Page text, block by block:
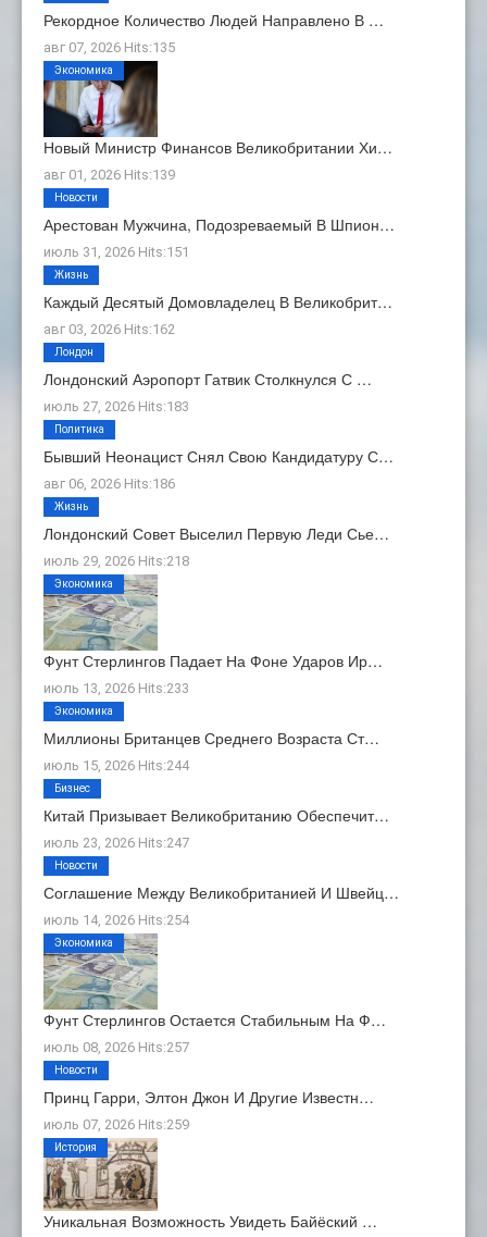
Рекордное Количество Людей Направлено В …
авг 07, 2026 Hits:135
Новый Министр Финансов Великобритании Хи…
авг 01, 2026 Hits:139
Экономика
Арестован Мужчина, Подозреваемый В Шпион…
июль 31, 2026 Hits:151
Новости
Каждый Десятый Домовладелец В Великобрит…
авг 03, 2026 Hits:162
Жизнь
Лондонский Аэропорт Гатвик Столкнулся С …
июль 27, 2026 Hits:183
Лондон
Бывший Неонацист Снял Свою Кандидатуру С…
авг 06, 2026 Hits:186
Политика
Лондонский Совет Выселил Первую Леди Сье…
июль 29, 2026 Hits:218
Жизнь
Фунт Стерлингов Падает На Фоне Ударов Ир…
июль 13, 2026 Hits:233
Экономика
Миллионы Британцев Среднего Возраста Ст…
июль 15, 2026 Hits:244
Экономика
Китай Призывает Великобританию Обеспечит…
июль 23, 2026 Hits:247
Бизнес
Соглашение Между Великобританией И Швейц…
июль 14, 2026 Hits:254
Новости
Фунт Стерлингов Остается Стабильным На Ф…
июль 08, 2026 Hits:257
Экономика
Принц Гарри, Элтон Джон И Другие Известн…
июль 07, 2026 Hits:259
Новости
Уникальная Возможность Увидеть Байёский …
История